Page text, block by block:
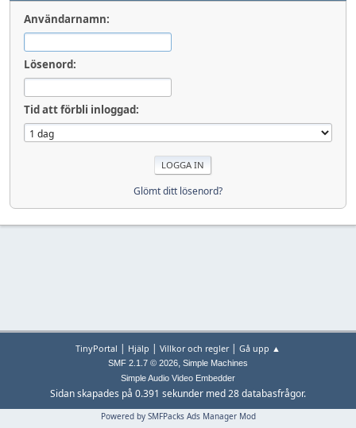
Användarnamn:
Lösenord:
Tid att förbli inloggad:
Glömt ditt lösenord?
TinyPortal | Hjälp | Villkor och regler| Gå upp ▲
SMF 2.1.7 © 2026, Simple Machines
Simple Audio Video Embedder
Sidan skapades på 0.391 sekunder med 28 databasfrågor.
Powered by SMFPacks Ads Manager Mod